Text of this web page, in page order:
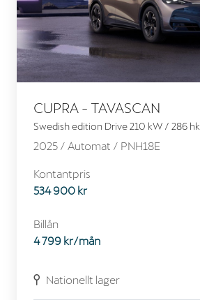
CUPRA - TAVASCAN
Swedish edition Drive 210 kW / 286 hk
2025 / Automat / PNH18E
Kontantpris
534 900 kr
Billån
4 799 kr/mån
Nationellt lager